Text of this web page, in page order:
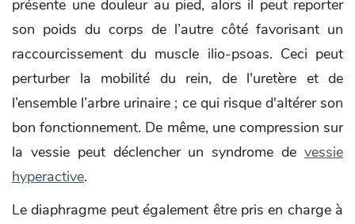
présente une douleur au pied, alors il peut reporter
son poids du corps de l’autre côté favorisant un
raccourcissement du muscle ilio-psoas. Ceci peut
perturber la mobilité du rein, de l'uretère et de
l’ensemble l’arbre urinaire ; ce qui risque d'altérer son
bon fonctionnement. De même, une compression sur
la vessie peut déclencher un syndrome de vessie
hyperactive.
Le diaphragme peut également être pris en charge à